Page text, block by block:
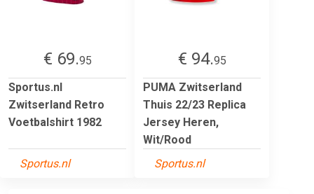
€ 69.95
Sportus.nl
Zwitserland Retro
Voetbalshirt 1982
Sportus.nl
€ 94.95
PUMA Zwitserland
Thuis 22/23 Replica
Jersey Heren,
Wit/Rood
Sportus.nl